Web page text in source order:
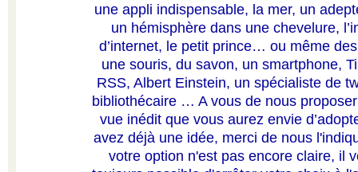
une appli indispensable, la mer, un
un hémisphère dans une chevelure,
d’internet, le petit prince… ou même
une souris, du savon, un smartphone,
RSS, Albert Einstein, un spécialiste de
bibliothécaire … A vous de nous
vue inédit que vous aurez envie
avez déjà une idée, merci de nous
votre option n'est pas encore claire, il